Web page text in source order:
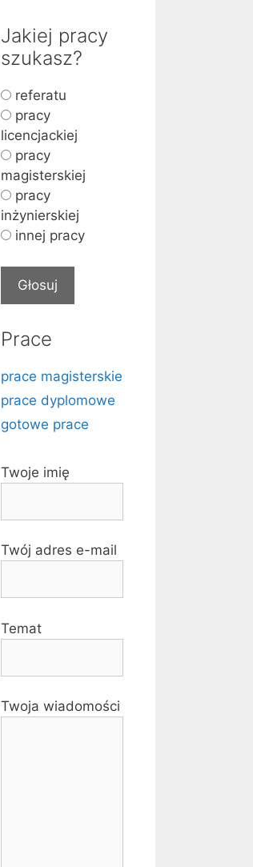
Jakiej pracy
szukasz?
referatu
pracy
licencjackiej
pracy
magisterskiej
pracy
inżynierskiej
innej pracy
Prace
prace magisterskie
prace dyplomowe
gotowe prace
Twoje imię
Twój adres e-mail
Temat
Twoja wiadomości